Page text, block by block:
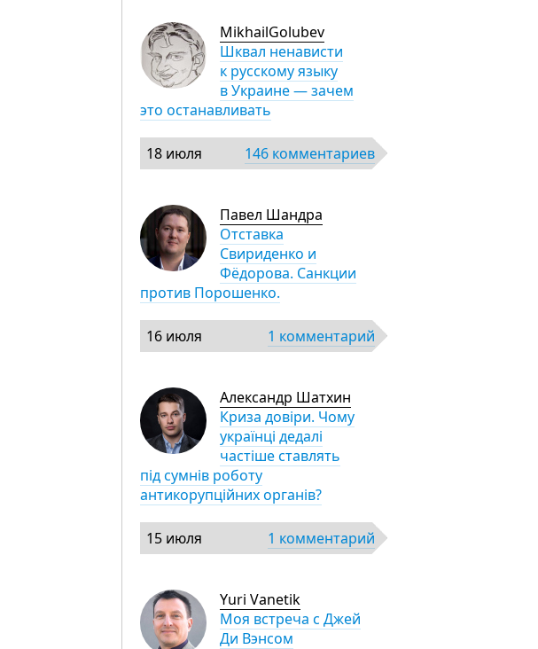
MikhailGolubev
Шквал ненависти
к русскому языку
в Украине — зачем
это останавливать
18 июля 146 комментариев
Павел Шандра
Отставка
Свириденко и
Фёдорова. Санкции
против Порошенко.
16 июля 1 комментарий
Александр Шатхин
Криза довіри. Чому
українці дедалі
частіше ставлять
під сумнів роботу
антикорупційних органів?
15 июля 1 комментарий
Yuri Vanetik
Моя встреча с Джей
Ди Вэнсом